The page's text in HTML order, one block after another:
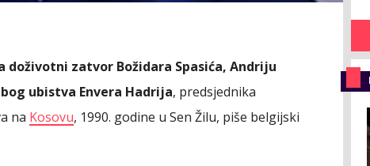
doživotni zatvor Božidara Spasića, Andriju
ubistva Envera Hadrija, predsjednika
na Kosovu, 1990. godine u Sen Žilu, piše belgijski